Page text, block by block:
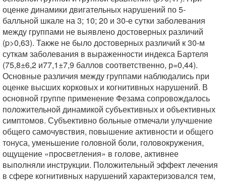
оценке динамики двигательных нарушений по 5-
балльной шкале на 3; 10; 20 и 30-е сутки заболевания
между группами не выявлено достоверных различий
(p>0,63). Также не было достоверных различий к 30-м
суткам заболевания в выраженности индекса Бартеля
(75,8±6,2 и77,1±7,9 баллов соответственно, р=0,44).
Основные различия между группами наблюдались при
оценке высших корковых и когнитивных нарушений. В
основной группе применение Фезама сопровождалось
положительной динамикой субъективных и объективных
симптомов. Субъективно больные отмечали улучшение
общего самочувствия, повышение активности и общего
тонуса, уменьшение головной боли, головокружения,
ощущение «просветления» в голове, активнее
выполняли инструкции. Положительный эффект лечения
в сфере когнитивных нарушений характеризовался тем,